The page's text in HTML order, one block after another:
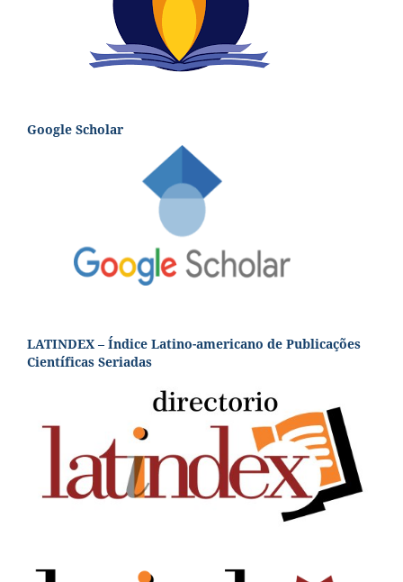
Google Scholar
LATINDEX – Índice Latino-americano de Publicações
Científicas Seriadas